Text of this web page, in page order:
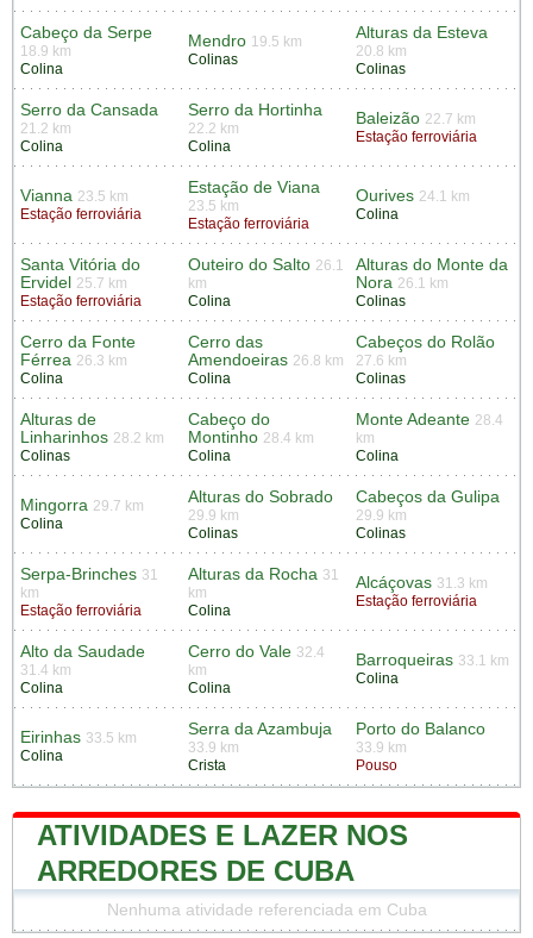
Cabeço da Serpe
18.9 km
Colina
Mendro 19.5 km
Colinas
Alturas da Esteva
20.8 km
Colinas
Serro da Cansada
21.2 km
Colina
Serro da Hortinha
22.2 km
Colina
Baleizão 22.7 km
Estação ferroviária
Vianna 23.5 km
Estação ferroviária
Estação de Viana
23.5 km
Estação ferroviária
Ourives 24.1 km
Colina
Santa Vitória do
Ervidel 25.7 km
Estação ferroviária
Outeiro do Salto 26.1
km
Colina
Alturas do Monte da
Nora 26.1 km
Colinas
Cerro da Fonte
Férrea 26.3 km
Colina
Cerro das
Amendoeiras 26.8 km
Colina
Cabeços do Rolão
27.6 km
Colinas
Alturas de
Linharinhos 28.2 km
Colinas
Cabeço do
Montinho 28.4 km
Colina
Monte Adeante 28.4
km
Colina
Mingorra 29.7 km
Colina
Alturas do Sobrado
29.9 km
Colinas
Cabeços da Gulipa
29.9 km
Colinas
Serpa-Brinches 31
km
Estação ferroviária
Alturas da Rocha 31
km
Colina
Alcáçovas 31.3 km
Estação ferroviária
Alto da Saudade
31.4 km
Colina
Cerro do Vale 32.4
km
Colina
Barroqueiras 33.1 km
Colina
Eirinhas 33.5 km
Colina
Serra da Azambuja
33.9 km
Crista
Porto do Balanco
33.9 km
Pouso
ATIVIDADES E LAZER NOS
ARREDORES DE CUBA
Nenhuma atividade referenciada em Cuba